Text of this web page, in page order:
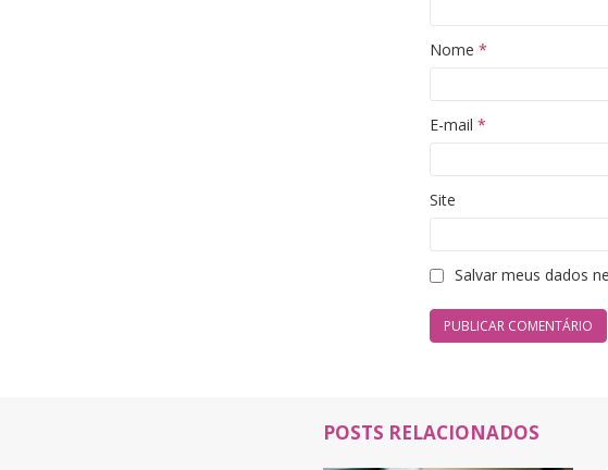
Nome *
E-mail *
Site
Salvar meus dados
POSTS RELACIONADOS